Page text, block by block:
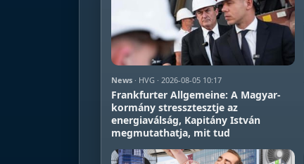
News · HVG · 2026-08-05 10:17
Frankfurter Allgemeine: A Magyar-
kormány stressztesztje az
energiaválság, Kapitány István
megmutathatja, mit tud